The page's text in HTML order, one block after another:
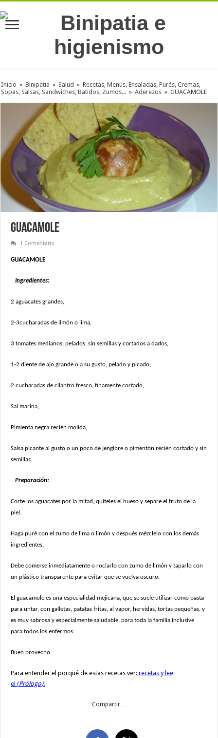
Inicio » Binipatia » Salud » Recetas, Menús, Ensaladas, Purés, Cremas,
Sopas, Salsas, Sandwiches, Batidos, Zumos... » Aderezos » GUACAMOLE
GUACAMOLE
1 Comentario
GUACAMOLE
Ingredientes:
2 aguacates grandes,
2-3cucharadas de limón o lima,
3 tomates medianos, pelados, sin semillas y cortados a dados,
1-2 diente de ajo grande o a su gusto, pelado y picado,
2 cucharadas de cilantro fresco, finamente cortado,
Sal marina,
Pimienta negra recién molida,
Salsa picante al gusto o un poco de jengibre o pimentón recién cortado y sin
semillas.
Preparación:
Corte los aguacates por la mitad, quíteles el hueso y separe el fruto de la
piel.
Haga puré con el zumo de lima o limón y después mézclelo con los demás
ingredientes.
Debe comerse inmediatamente o rociarlo con zumo de limón y taparlo con
un plástico transparente para evitar que se vuelva oscuro.
El guacamole es una especialidad mejicana, que se suele utilizar como pasta
para untar, con galletas, patatas fritas, al vapor, hervidas, tortas pequeñas, y
es muy sabrosa y especialmente saludable, para toda la familia inclusive
para todos los enfermos.
Buen provecho.
Para entender el porqué de estas recetas ver: recetas y lee
el (Prólogo).
Compartir…